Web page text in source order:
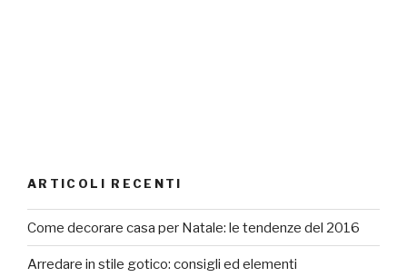
ARTICOLI RECENTI
Come decorare casa per Natale: le tendenze del 2016
Arredare in stile gotico: consigli ed elementi